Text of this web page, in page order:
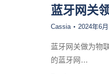
蓝牙网关
Cassia 2024年6月
蓝牙网关做为物
的蓝牙网…